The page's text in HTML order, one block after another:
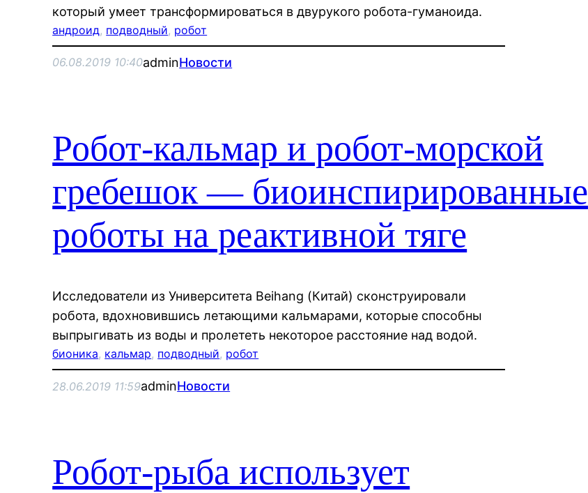
который умеет трансформироваться в двурукого робота-гуманоида.
андроид, подводный, робот
06.08.2019 10:40adminНовости
Робот-кальмар и робот-морской
гребешок — биоинспирированные
роботы на реактивной тяге
Исследователи из Университета Beihang (Китай) сконструировали
робота, вдохновившись летающими кальмарами, которые способны
выпрыгивать из воды и пролететь некоторое расстояние над водой.
бионика, кальмар, подводный, робот
28.06.2019 11:59adminНовости
Робот-рыба использует